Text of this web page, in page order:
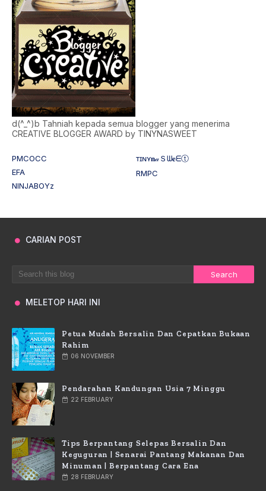
d(^_^)b Tahniah kepada semua blogger yang menerima
CREATIVE BLOGGER AWARD by TINYNASWEET
PMCOCC
ᴛɪɴʏ𝐧𝒶Ｓᗯ𝐞ᗴⓣ
EFA
RMPC
NINJABOYz
CARIAN POST
MELETOP HARI INI
Petua Mudah Bersalin Dan Cepatkan Bukaan
Rahim
06 NOVEMBER
Pendarahan Kandungan Usia 7 Minggu
22 FEBRUARY
Tips Berpantang Selepas Bersalin Dan
Keguguran | Senarai Pantang Makanan Dan
Minuman | Berpantang Cara Ena
28 FEBRUARY